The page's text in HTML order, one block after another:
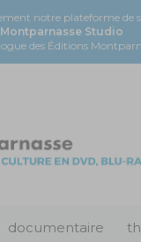
notre plateforme de
Montparnasse Studio
des Éditions
documentaire